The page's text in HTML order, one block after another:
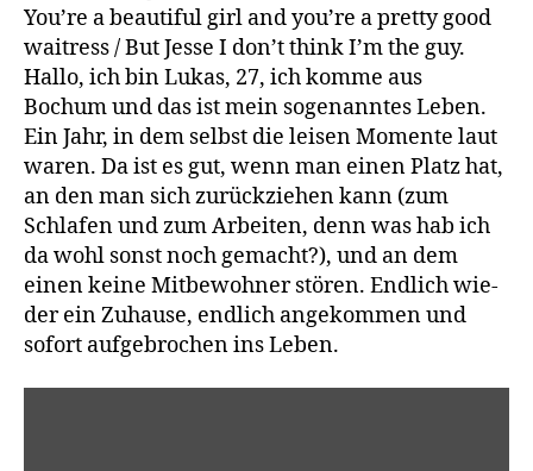
You’­re a beau­tiful girl and you’­re a pret­ty good
wai­tress /​ But Jes­se I don’t think I’m the guy.
Hal­lo, ich bin Lukas, 27, ich kom­me aus
Bochum und das ist mein soge­nann­tes Leben.
Ein Jahr, in dem selbst die lei­sen Momen­te laut
waren. Da ist es gut, wenn man einen Platz hat,
an den man sich zurück­zie­hen kann (zum
Schla­fen und zum Arbei­ten, denn was hab ich
da wohl sonst noch gemacht?), und an dem
einen kei­ne Mit­be­woh­ner stö­ren. End­lich wie­
der ein Zuhau­se, end­lich ange­kom­men und
sofort auf­ge­bro­chen ins Leben.